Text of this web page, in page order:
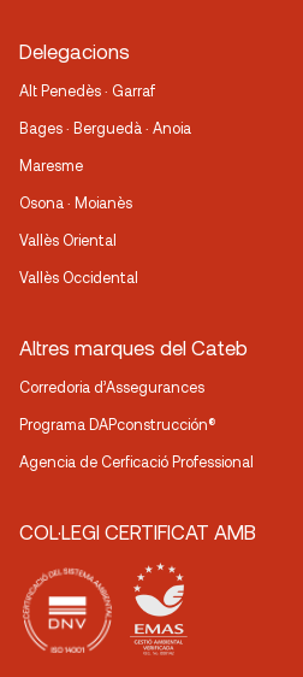
Delegacions
Alt Penedès · Garraf
Bages · Berguedà · Anoia
Maresme
Osona · Moianès
Vallès Oriental
Vallès Occidental
Altres marques del Cateb
Corredoria d’Assegurances
Programa DAPconstrucción®
Agencia de Cerficació Professional
COL·LEGI CERTIFICAT AMB